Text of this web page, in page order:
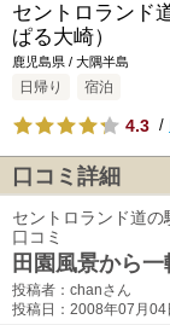
セントロランド
ぱる大崎）
鹿児島県 / 大隅半島
日帰り 宿泊
4.3 /
口コミ詳細
セントロランド道
口コミ
田園風景から
投稿者：chanさん
投稿日：2008年07月